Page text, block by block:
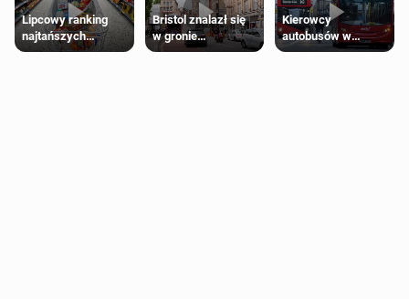
Lipcowy ranking
najtańszych
supermarketów
Bristol znalazł się
w gronie
najlepszych
Kierowcy
autobusów w
Londynie